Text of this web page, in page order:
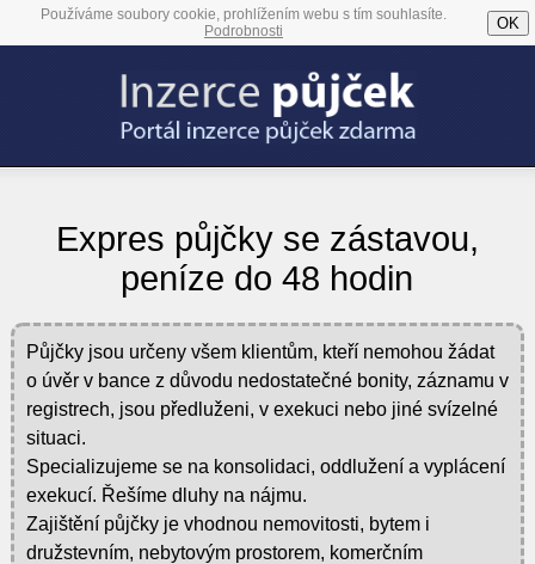
Používáme soubory cookie, prohlížením webu s tím souhlasíte.
Podrobnosti
OK
Expres půjčky se zástavou,
peníze do 48 hodin
Půjčky jsou určeny všem klientům, kteří nemohou žádat
o úvěr v bance z důvodu nedostatečné bonity, záznamu v
registrech, jsou předluženi, v exekuci nebo jiné svízelné
situaci.
Specializujeme se na konsolidaci, oddlužení a vyplácení
exekucí. Řešíme dluhy na nájmu.
Zajištění půjčky je vhodnou nemovitosti, bytem i
družstevním, nebytovým prostorem, komerčním